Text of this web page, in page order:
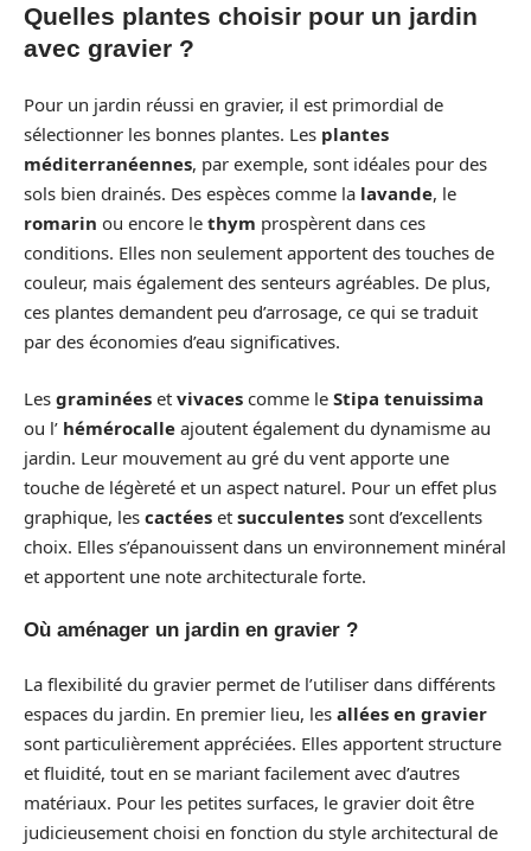
Quelles plantes choisir pour un jardin
avec gravier ?
Pour un jardin réussi en gravier, il est primordial de
sélectionner les bonnes plantes. Les plantes
méditerranéennes, par exemple, sont idéales pour des
sols bien drainés. Des espèces comme la lavande, le
romarin ou encore le thym prospèrent dans ces
conditions. Elles non seulement apportent des touches de
couleur, mais également des senteurs agréables. De plus,
ces plantes demandent peu d’arrosage, ce qui se traduit
par des économies d’eau significatives.
Les graminées et vivaces comme le Stipa tenuissima
ou l’ hémérocalle ajoutent également du dynamisme au
jardin. Leur mouvement au gré du vent apporte une
touche de légèreté et un aspect naturel. Pour un effet plus
graphique, les cactées et succulentes sont d’excellents
choix. Elles s’épanouissent dans un environnement minéral
et apportent une note architecturale forte.
Où aménager un jardin en gravier ?
La flexibilité du gravier permet de l’utiliser dans différents
espaces du jardin. En premier lieu, les allées en gravier
sont particulièrement appréciées. Elles apportent structure
et fluidité, tout en se mariant facilement avec d’autres
matériaux. Pour les petites surfaces, le gravier doit être
judicieusement choisi en fonction du style architectural de